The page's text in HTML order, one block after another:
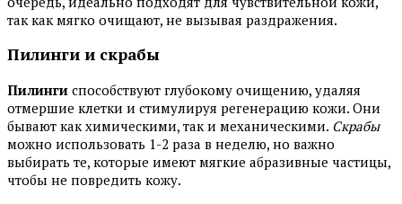
так как мягко очищают, не вызывая раздражения.
Пилинги и скрабы
Пилинги способствуют глубокому очищению, удаляя
отмершие клетки и стимулируя регенерацию кожи. Они
бывают как химическими, так и механическими. Скрабы
можно использовать 1-2 раза в неделю, но важно
выбирать те, которые имеют мягкие абразивные частицы,
чтобы не повредить кожу.